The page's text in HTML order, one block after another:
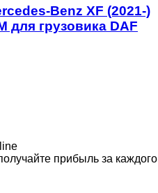
Benz XF (2021-)
для грузовика DAF
прибыль за каждого